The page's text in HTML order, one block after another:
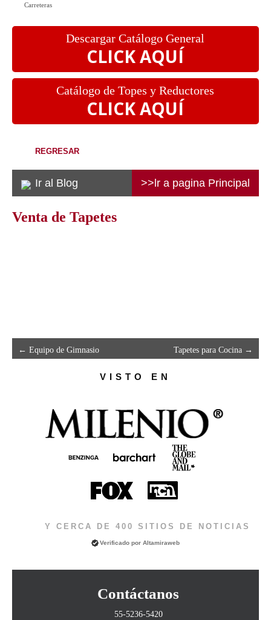
Carreteras
Descargar Catálogo General
CLICK AQUÍ
Catálogo de Topes y Reductores
CLICK AQUÍ
REGRESAR
Ir al Blog >>lr a pagina Principal
Venta de Tapetes
← Equipo de Gimnasio Tapetes para Cocina →
VISTO EN
Y CERCA DE 400 SITIOS DE NOTICIAS
Verificado porAltamiraweb
Contáctanos
55-5236-5420